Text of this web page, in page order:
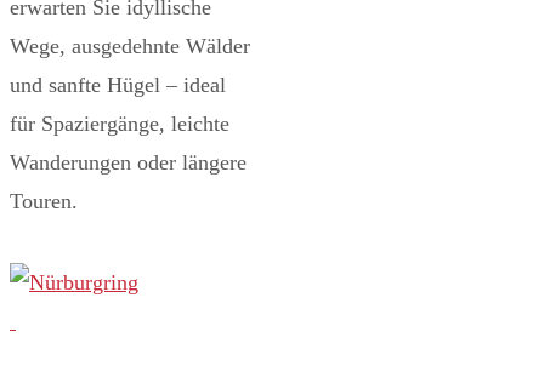
erwarten Sie idyllische
Wege, ausgedehnte Wälder
und sanfte Hügel – ideal
für Spaziergänge, leichte
Wanderungen oder längere
Touren.